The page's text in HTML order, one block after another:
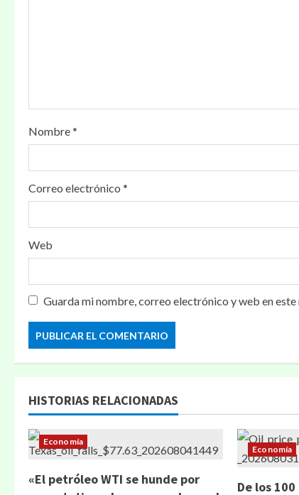
Nombre*
Correo electrónico *
Web
Guarda mi nombre, correo electrónico y web en
HISTORIAS RELACIONADAS
Economía
«El petróleo WTI se hunde por
Economía
De los